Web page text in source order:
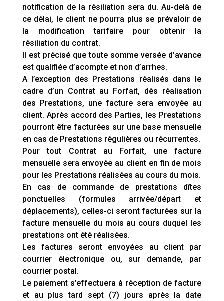
notification de la résiliation sera du. Au-delà de
ce délai, le client ne pourra plus se prévaloir de
la modification tarifaire pour obtenir la
résiliation du contrat.
Il est précisé que toute somme versée d’avance
est qualifiée d’acompte et non d’arrhes.
A l’exception des Prestations réalisés dans le
cadre d’un Contrat au Forfait, dès réalisation
des Prestations, une facture sera envoyée au
client. Après accord des Parties, les Prestations
pourront être facturées sur une base mensuelle
en cas de Prestations régulières ou récurrentes.
Pour tout Contrat au Forfait, une facture
mensuelle sera envoyée au client en fin de mois
pour les Prestations réalisées au cours du mois.
En cas de commande de prestations dîtes
ponctuelles (formules arrivée/départ et
déplacements), celles-ci seront facturées sur la
facture mensuelle du mois au cours duquel les
prestations ont été réalisées.
Les factures seront envoyées au client par
courrier électronique ou, sur demande, par
courrier postal.
Le paiement s’effectuera à réception de facture
et au plus tard sept (7) jours après la date